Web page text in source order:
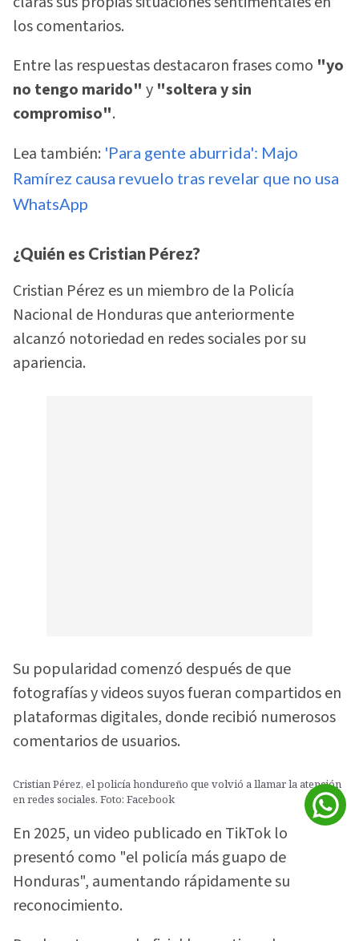
los comentarios.
Entre las respuestas destacaron frases como "yo
no tengo marido" y "soltera y sin
compromiso".
Lea también: 'Para gente aburrida': Majo
Ramírez causa revuelo tras revelar que no usa
WhatsApp
¿Quién es Cristian Pérez?
Cristian Pérez es un miembro de la Policía
Nacional de Honduras que anteriormente
alcanzó notoriedad en redes sociales por su
apariencia.
Su popularidad comenzó después de que
fotografías y videos suyos fueran compartidos en
plataformas digitales, donde recibió numerosos
comentarios de usuarios.
Cristian Pérez, el policía hondureño que volvió a llamar la atención
en redes sociales. Foto: Facebook
En 2025, un video publicado en TikTok lo
presentó como "el policía más guapo de
Honduras", aumentando rápidamente su
reconocimiento.